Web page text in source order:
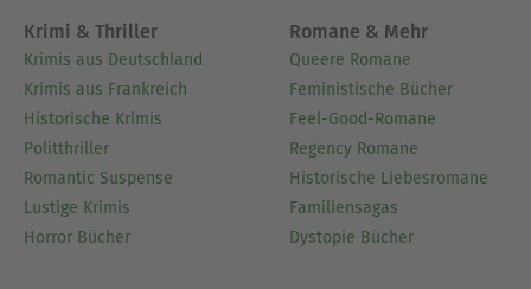
Krimi & Thriller
Krimis aus Deutschland
Krimis aus Frankreich
Historische Krimis
Politthriller
Romantic Suspense
Lustige Krimis
Horror Bücher
Romane & Mehr
Queere Romane
Feministische Bücher
Feel-Good-Romane
Regency Romane
Historische Liebesromane
Familiensagas
Dystopie Bücher